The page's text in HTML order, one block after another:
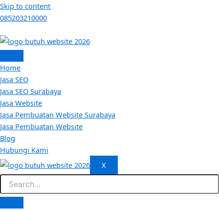
Skip to content
085203210000
Home
Jasa SEO
Jasa SEO Surabaya
Jasa Website
Jasa Pembuatan Website Surabaya
Jasa Pembuatan Website
Blog
Hubungi Kami
X